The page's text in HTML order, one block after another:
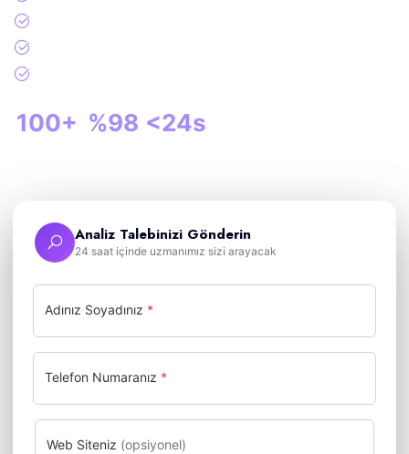
100+ %98 <24s
Analiz Talebinizi Gönderin
24 saat içinde uzmanımız sizi arayacak
Adınız Soyadınız *
Telefon Numaranız *
Web Siteniz (opsiyonel)